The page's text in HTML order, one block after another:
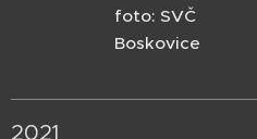
foto: SVČ
Boskovice
2021